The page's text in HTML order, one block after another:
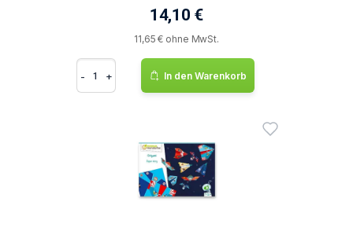
14,10 €
11,65 € ohne MwSt.
- + In den Warenkorb